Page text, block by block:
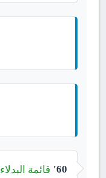
60' قائمة البدلاء